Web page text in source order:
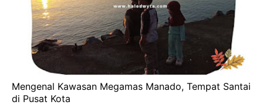
Mengenal Kawasan Megamas Manado, Tempat Santai
di Pusat Kota